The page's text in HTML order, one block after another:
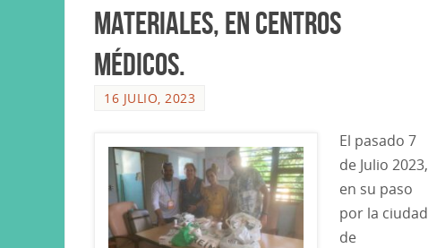
materiales, en centros
médicos.
16 JULIO, 2023
El pasado 7
de Julio 2023,
en su paso
por la ciudad
de